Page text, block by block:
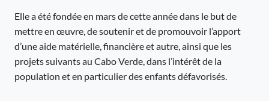
Elle a été fondée en mars de cette année dans le but de
mettre en œuvre, de soutenir et de promouvoir l’apport
d’une aide matérielle, financière et autre, ainsi que les
projets suivants au Cabo Verde, dans l’intérêt de la
population et en particulier des enfants défavorisés.